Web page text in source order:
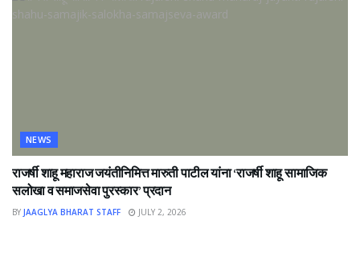
NEWS
राजर्षी शाहू महाराज जयंतीनिमित्त मारुती पाटील यांना ‘राजर्षी शाहू सामाजिक
सलोखा व समाजसेवा पुरस्कार’ प्रदान
BY JAAGLYA BHARAT STAFF JULY 2, 2026